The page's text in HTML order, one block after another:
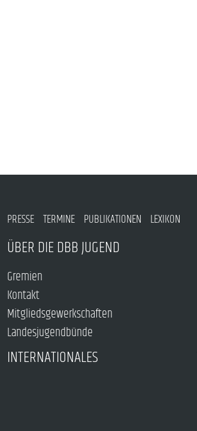
PRESSE TERMINE PUBLIKATIONEN LEXIKON
ÜBER DIE DBB JUGEND
Gremien
Kontakt
Mitgliedsgewerkschaften
Landesjugendbünde
INTERNATIONALES